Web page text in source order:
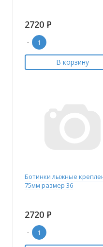
2720 Р
-
В корзину
Ботинки лыжные
75мм размер 36
2720 Р
-